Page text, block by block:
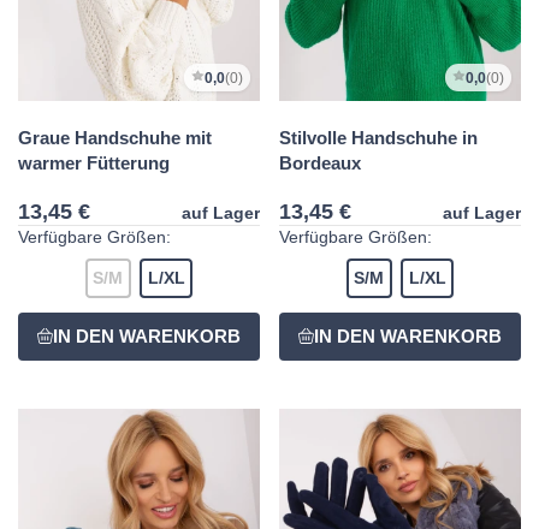
0,0(0)
Graue Handschuhe mit
warmer Fütterung
13,45 €
auf Lager
Verfügbare Größen:
S/M L/XL
0,0(0)
Stilvolle Handschuhe in
Bordeaux
13,45 €
auf Lager
Verfügbare Größen:
S/M L/XL